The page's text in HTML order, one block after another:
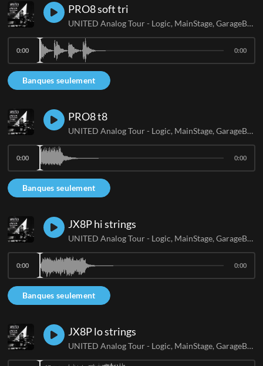
PRO8 soft tri
UNITED Analog Tour - Logic, MainStage, GarageBand
Banques seulement
0:00 0:00
PRO8 t8
UNITED Analog Tour - Logic, MainStage, GarageBand
Banques seulement
0:00 0:00
JX8P hi strings
UNITED Analog Tour - Logic, MainStage, GarageBand
Banques seulement
0:00 0:00
JX8P lo strings
UNITED Analog Tour - Logic, MainStage, GarageBand